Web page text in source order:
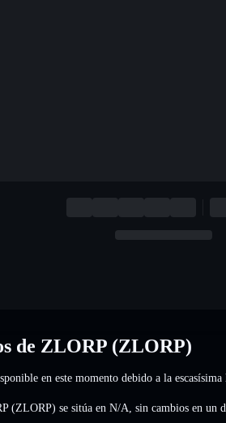
de ZLORP (ZLORP)
en este momento debido a la escasísima
(ZLORP) se sitúa en N/A sin cambios en un